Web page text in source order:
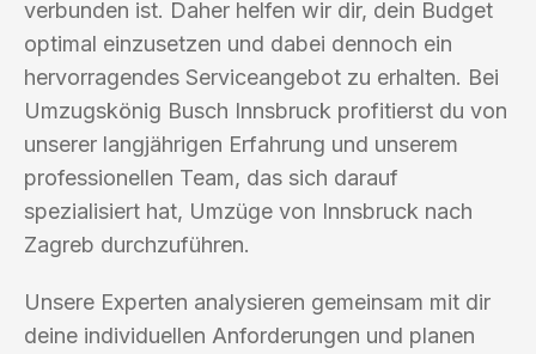
verbunden ist. Daher helfen wir dir, dein Budget
optimal einzusetzen und dabei dennoch ein
hervorragendes Serviceangebot zu erhalten. Bei
Umzugskönig Busch Innsbruck profitierst du von
unserer langjährigen Erfahrung und unserem
professionellen Team, das sich darauf
spezialisiert hat, Umzüge von Innsbruck nach
Zagreb durchzuführen.
Unsere Experten analysieren gemeinsam mit dir
deine individuellen Anforderungen und planen